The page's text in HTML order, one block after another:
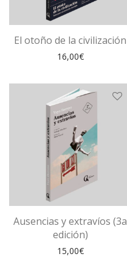
El otoño de la civilización
16,00€
Ausencias y extravíos (3a
edición)
15,00€